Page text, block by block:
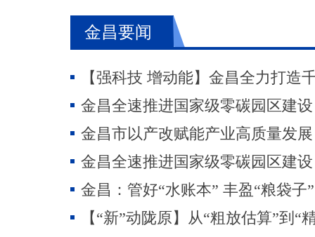
金昌要闻
金昌全速推进国家级零碳园区建设
金昌市以产改赋能产业高质量发展
金昌全速推进国家级零碳园区建设
金昌：管好“水账本” 丰盈“粮袋子”